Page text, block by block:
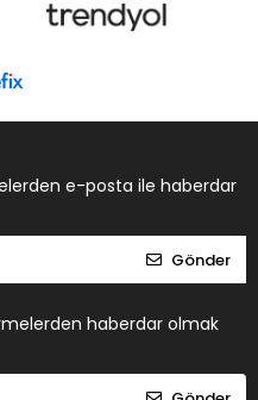
e-posta ile haberdar
Gönder
haberdar olmak